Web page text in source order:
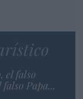
el falso
Papa...